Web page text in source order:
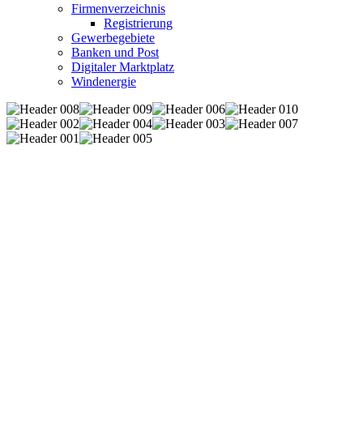
Firmenverzeichnis
Registrierung
Gewerbegebiete
Banken und Post
Digitaler Marktplatz
Windenergie